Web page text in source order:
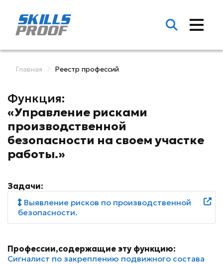
Главная Реестр профессий
Функция:
«Управление рисками
производственной
безопасности на своем участке
работы.»
Задачи:
Выявление рисков по производственной
безопасности.
Профессии,содержащие эту функцию:
Сигналист по закреплению подвижного состава